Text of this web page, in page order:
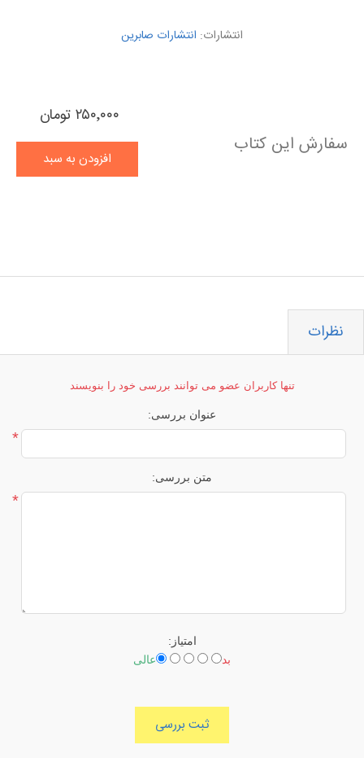
انتشارات: انتشارات صابرین
سفارش این کتاب
۲۵۰٬۰۰۰ تومان
افزودن به سبد
نظرات
تنها کاربران عضو می توانند بررسی خود را بنویسند
عنوان بررسی:
*
متن بررسی:
*
امتیاز:
بد
عالی
ثبت بررسی